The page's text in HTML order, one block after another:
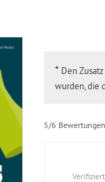
* Den
wurden, die
5/6 Bewertungen